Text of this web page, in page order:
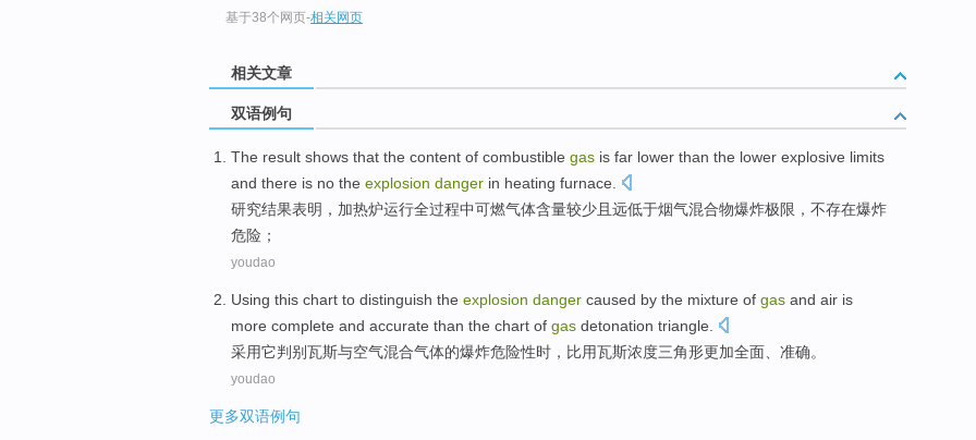
基于38个网页-相关网页
相关文章
双语例句
The result shows that the content of combustible gas is far lower than the lower explosive limits
and there is no the explosion danger in heating furnace
研究结果表明 ，加热炉运行全过程中可燃气体含量较少且 远低于烟气混合物爆炸极限 ， 不存在爆炸
危险 ；
youdao
Using this chart to distinguish the explosion danger caused by the mixture of gas and air is
more complete and accurate than the chart of gas detonation triangle
采用它判别瓦斯与空气混合气体的爆炸危险性时， 比用瓦斯浓度三角形更加全面 准确。
youdao
更多双语例句